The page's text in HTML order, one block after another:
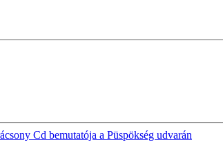
Cd bemutatója a Püspökség udvarán